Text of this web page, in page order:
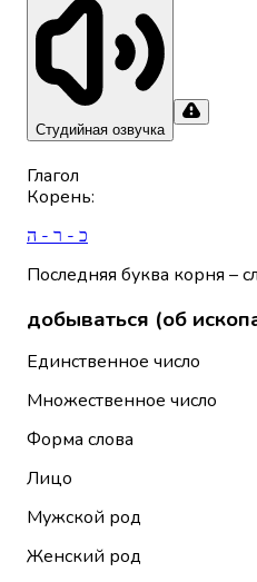
Студийная озвучка
Глагол
Корень:
כ - ר - ה
Последняя буква корня –
добываться (об
Единственное число
Множественное число
Форма слова
Лицо
Мужской род
Женский род